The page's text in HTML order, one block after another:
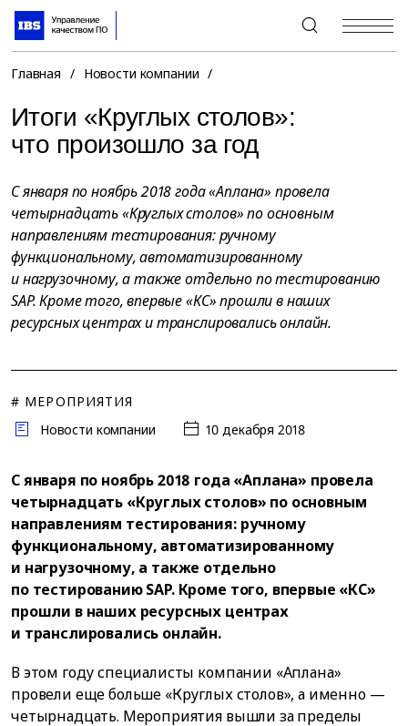
+7 (495) 967-80-80
Главная / Новости компании /
Итоги «Круглых столов»:
что произошло за год
С января по ноябрь 2018 года «Аплана» провела
четырнадцать «Круглых столов» по основным
направлениям тестирования: ручному
функциональному, автоматизированному
и нагрузочному, а также отдельно по тестированию
SAP. Кроме того, впервые «КС» прошли в наших
ресурсных центрах и транслировались онлайн.
# МЕРОПРИЯТИЯ
Новости компании
10 декабря 2018
С января по ноябрь 2018 года «Аплана» провела
четырнадцать «Круглых столов» по основным
направлениям тестирования: ручному
функциональному, автоматизированному
и нагрузочному, а также отдельно
по тестированию SAP. Кроме того, впервые «КС»
прошли в наших ресурсных центрах
и транслировались онлайн.
В этом году специалисты компании «Аплана»
провели еще больше «Круглых столов», а именно —
четырнадцать. Мероприятия вышли за пределы